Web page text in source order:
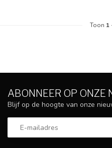
Toon 1
ABONNEER OP ONZE
Blijf op de hoogte van onze